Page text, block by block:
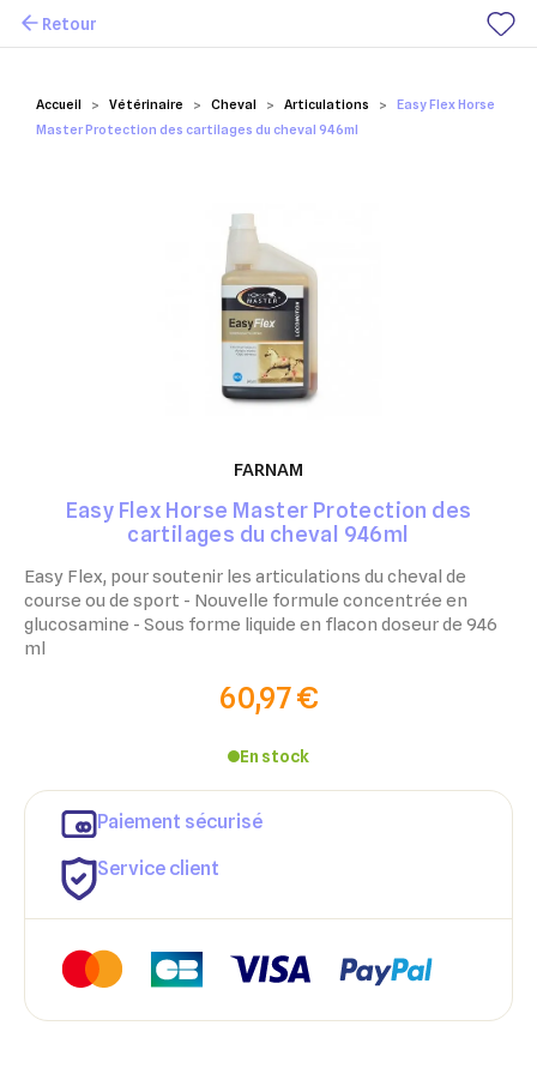
Mes favoris
Accueil Vétérinaire Cheval Articulations
Easy Flex Horse
Master Protection des cartilages du cheval 946ml
Retour
FARNAM
Easy Flex Horse Master Protection des
cartilages du cheval 946ml
Easy Flex, pour soutenir les articulations du cheval de
course ou de sport - Nouvelle formule concentrée en
glucosamine - Sous forme liquide en flacon doseur de 946
ml
60,97 €
En stock
Paiement sécurisé
Service client